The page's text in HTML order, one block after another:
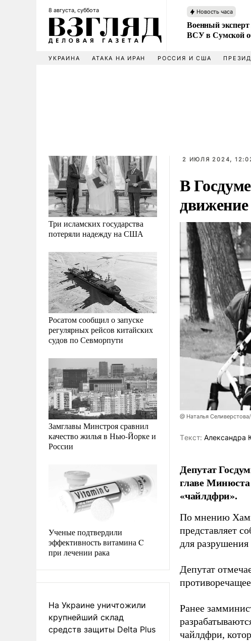
8 августа, суббота Новость часа
Военный эксперт
ВСУ в Сумской
УКРАИНА АТАКА НА ИРАН РОССИЯ И США
Три исламских государства
потеряли надежду на США
Росатом сообщил о запуске
регулярных рейсов китайских
судов по Севморпути
Замглавы Минстроя сравнил
качество жилья в Нью-Йорке и
России
Ученые подтвердили
эффективность витамина C
при лечении рака
На Украине уничтожили
крупнейший склад
средств защиты Delta Plus
2 ИЮЛЯ 2024,
В
@ Наталья
Tекст: Александра
Депутат
главе
«чайлдфри».
По мнению
представляет
для
Депутат
Ранее
чайлдфри,